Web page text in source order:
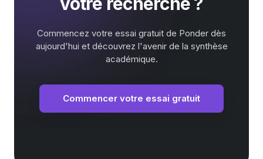
Commencez votre essai gratuit de Ponder dès
aujourd'hui et découvrez l'avenir de la synthèse
académique.
Commencer votre essai gratuit